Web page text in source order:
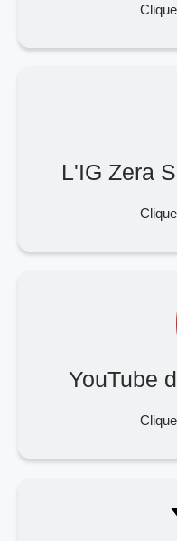
L'IG Zera
YouTube